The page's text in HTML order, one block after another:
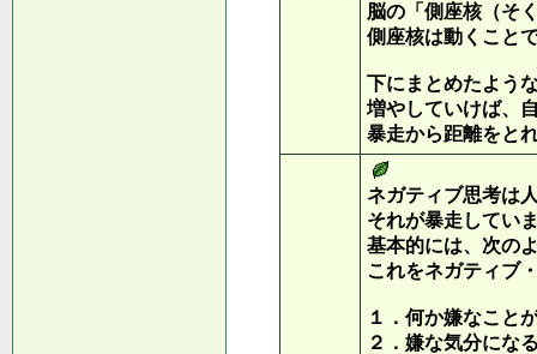
脳の「側座核（そ
側座核は動くこと
下にまとめたよう
増やしていけば、
暴走から距離をと
ネガティブ思考は
それが暴走してい
基本的には、次の
これをネガティブ
１．何か嫌なこと
２．嫌な気分にな